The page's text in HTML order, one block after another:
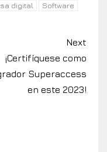
digital
Software
Next
¡Certifíquese como
Superaccess
en este 2023!